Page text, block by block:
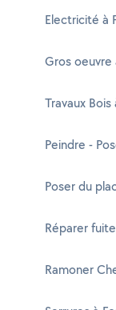
Electricité à
Gros oeuvre
Travaux
Peindre -
Poser du
Réparer
Ramoner